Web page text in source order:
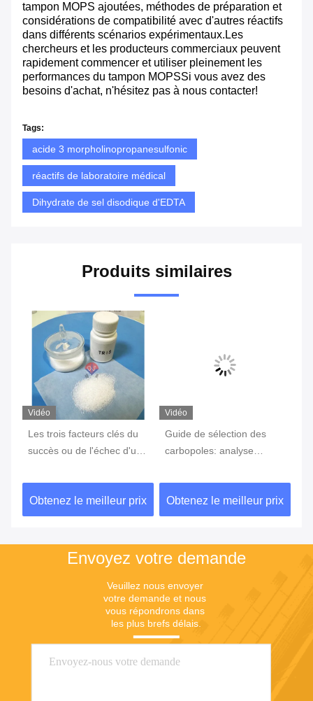
tampon MOPS ajoutées, méthodes de préparation et
considérations de compatibilité avec d'autres réactifs
dans différents scénarios expérimentaux.Les
chercheurs et les producteurs commerciaux peuvent
rapidement commencer et utiliser pleinement les
performances du tampon MOPSSi vous avez des
besoins d'achat, n'hésitez pas à nous contacter!
Tags:
acide 3 morpholinopropanesulfonic
réactifs de laboratoire médical
Dihydrate de sel disodique d'EDTA
Produits similaires
Vidéo
Les trois facteurs clés du
succès ou de l'échec d'une
Obtenez le meilleur prix
Vidéo
Guide de sélection des
carbopoles: analyse
caractéristiques des
modèles et des scénarios
d'application
Obtenez le meilleur prix
Envoyez votre demande
Veuillez nous envoyer
votre demande et nous
vous répondrons dans
les plus brefs délais.